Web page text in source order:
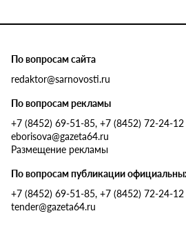
По вопросам сайта
redaktor@sarnovosti.ru
По вопросам рекламы
+7 (8452) 69-51-85, +7 (8452) 72-24-12
eborisova@gazeta64.ru
Размещение рекламы
По вопросам публикации
+7 (8452) 69-51-85, +7 (8452) 72-24-12
tender@gazeta64.ru